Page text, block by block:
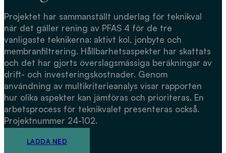
Projektet har sammanställt underlag för teknikval
när det gäller rening av PFAS 4 för de tre
vanligaste teknikerna: aktivt kol, jonbyte och
membranfiltrering. Hållbarhetsaspekter har skattats
och det har gjorts överslagsmässiga beräkningar av
drift- och investeringskostnader. Genom
användning av multikriterieanalys visar rapporten
hur olika aspekter kan jämföras och prioriteras. En
arbetsprocess för teknikvalet presenteras också.
Projektnummer 24-102.
LADDA NED